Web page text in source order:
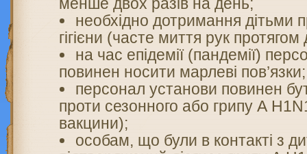
необхідно дотримання дітьми
гігієни (часте миття рук протягом
на час епідемії (пандемії)
повинен носити марлеві пов’язки;
персонал установи повинен
проти сезонного або грипу А
вакцини);
особам, що були в контакті з